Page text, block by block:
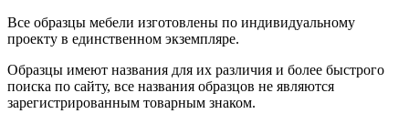
Все образцы мебели изготовлены по индивидуальному
проекту в единственном экземпляре.
Образцы имеют названия для их различия и более быстрого
поиска по сайту, все названия образцов не являются
зарегистрированным товарным знаком.